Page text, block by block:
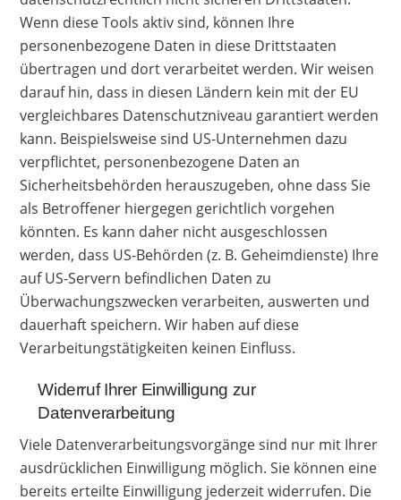
Wenn diese Tools aktiv sind, können Ihre
personenbezogene Daten in diese Drittstaaten
übertragen und dort verarbeitet werden. Wir weisen
darauf hin, dass in diesen Ländern kein mit der EU
vergleichbares Datenschutzniveau garantiert werden
kann. Beispielsweise sind US-Unternehmen dazu
verpflichtet, personenbezogene Daten an
Sicherheitsbehörden herauszugeben, ohne dass Sie
als Betroffener hiergegen gerichtlich vorgehen
könnten. Es kann daher nicht ausgeschlossen
werden, dass US-Behörden (z. B. Geheimdienste) Ihre
auf US-Servern befindlichen Daten zu
Überwachungszwecken verarbeiten, auswerten und
dauerhaft speichern. Wir haben auf diese
Verarbeitungstätigkeiten keinen Einfluss.
Widerruf Ihrer Einwilligung zur
Datenverarbeitung
Viele Datenverarbeitungsvorgänge sind nur mit Ihrer
ausdrücklichen Einwilligung möglich. Sie können eine
bereits erteilte Einwilligung jederzeit widerrufen. Die